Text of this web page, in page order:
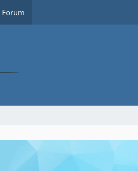
Forum